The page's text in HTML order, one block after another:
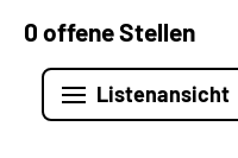
0 offene Stellen
Listenansicht